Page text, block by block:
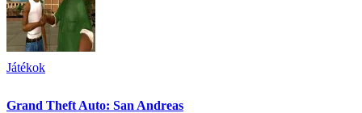
Játékok
Grand Theft Auto: San Andreas